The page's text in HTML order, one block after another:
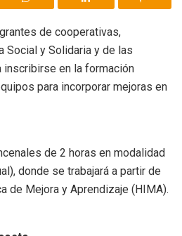
de cooperativas,
Social y Solidaria y de las
en la formación
para incorporar mejoras en
de 2 horas en modalidad
donde se trabajará a partir de
de Mejora y Aprendizaje (HIMA).